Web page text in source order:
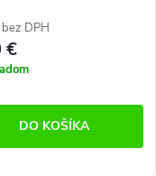
DPH
€
DO KOŠÍKA